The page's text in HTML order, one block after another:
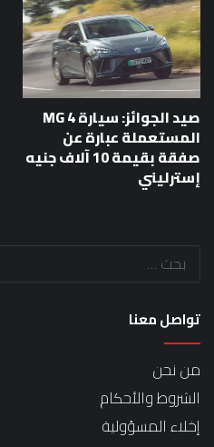
صيد الجوائز: سيارة MG 4
المستعملة عبارة عن
صفقة بقيمة 10 آلاف جنيه
إسترليني
تواصل معنا
من نحن
الشروط والأحكام
إخلاء المسؤولية